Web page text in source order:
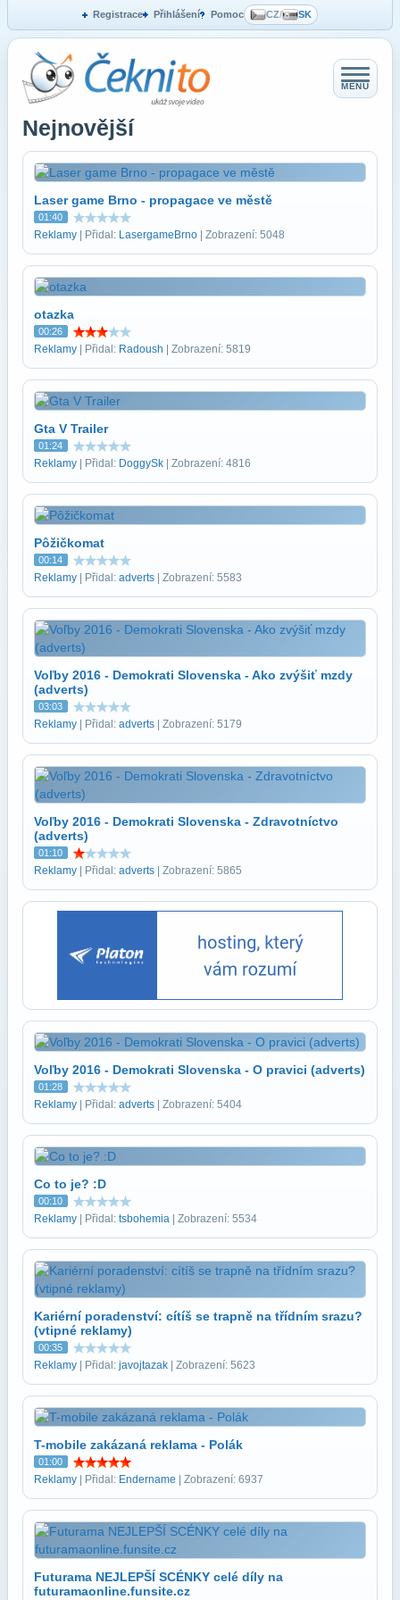
Registrace Přihlášení Pomoc CZ/ SK
MENU
Nejnovější
Laser game Brno - propagace ve městě
01:40
Reklamy | Přidal: LasergameBrno | Zobrazení: 5048
otazka
00:26
Reklamy | Přidal: Radoush | Zobrazení: 5819
Gta V Trailer
01:24
Reklamy | Přidal: DoggySk | Zobrazení: 4816
Pôžičkomat
00:14
Reklamy | Přidal: adverts | Zobrazení: 5583
Voľby 2016 - Demokrati Slovenska - Ako zvýšiť mzdy
(adverts)
03:03
Reklamy | Přidal: adverts | Zobrazení: 5179
Voľby 2016 - Demokrati Slovenska - Zdravotníctvo
(adverts)
01:10
Reklamy | Přidal: adverts | Zobrazení: 5865
Voľby 2016 - Demokrati Slovenska - O pravici (adverts)
01:28
Reklamy | Přidal: adverts | Zobrazení: 5404
Co to je? :D
00:10
Reklamy | Přidal: tsbohemia | Zobrazení: 5534
Kariérní poradenství: cítíš se trapně na třídním srazu?
(vtipné reklamy)
00:35
Reklamy | Přidal: javojtazak | Zobrazení: 5623
T-mobile zakázaná reklama - Polák
01:00
Reklamy | Přidal: Endername | Zobrazení: 6937
Futurama NEJLEPŠÍ SCÉNKY celé díly na
futuramaonline.funsite.cz